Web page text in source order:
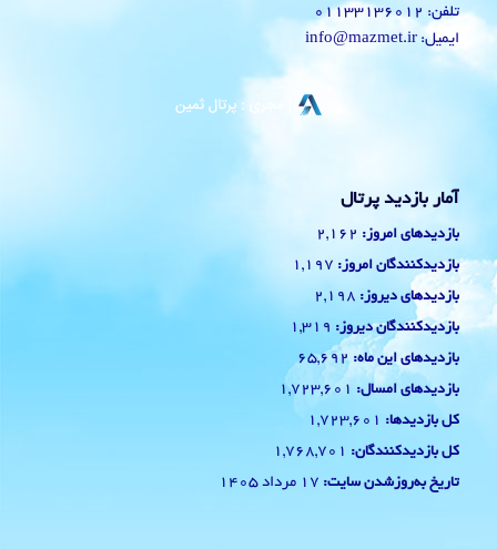
تلفن: 01133136012
ایمیل: info@mazmet.ir
آمار بازدید پرتال
بازدیدهای امروز: 2,162
بازدیدکنندگان امروز: 1,197
بازدیدهای دیروز: 2,198
بازدیدکنندگان دیروز: 1,319
بازدیدهای این ماه: 65,692
بازدیدهای امسال: 1,723,601
کل بازدیدها: 1,723,601
کل بازدیدکنند‌گان: 1,768,701
تاریخ به‌روزشدن سایت: 17 مرداد 1405